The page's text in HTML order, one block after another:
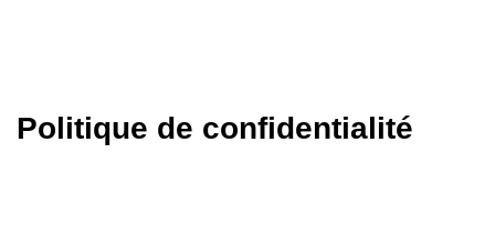
Politique de confidentialité